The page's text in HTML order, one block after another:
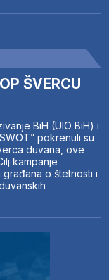
ŠVERCU
BiH (UIO BiH) i
pokrenuli su
duvana, ove
kampanje
o štetnosti i